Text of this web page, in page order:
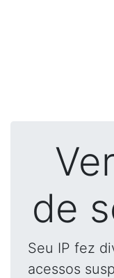
de
Seu IP fez
acessos